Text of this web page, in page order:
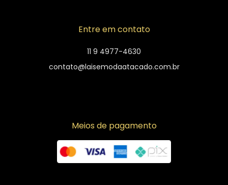
Entre em contato
11 9 4977-4630
contato@laisemodaatacado.com.br
Meios de pagamento